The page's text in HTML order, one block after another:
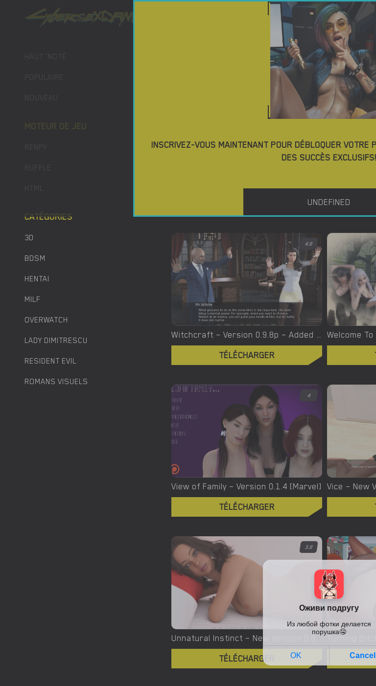
TÉLÉCHARGER DES JEUX PORNO
HAUT 'NOTÉ
HTML
CATÉGORIES
3D
BDSM
HENTAI
MILF
OVERWATCH
LADY DIMITRESCU
RESIDENT EVIL
ROMANS VISUELS
TÉLÉCHARGER MACOS PORN
4.6
Witchcraft – Version 0.9.8p – Added Android Port [Red Silhouette]
TÉLÉCHARGER
4
View of Family – Version 0.1.4 [Marvel]
TÉLÉCHARGER
Vice – New
3.8
Unnatural Instinct – New Version 0.6 [Merizmare]
TÉLÉCHARGER
INSCRIVEZ-VOUS MAINTENANT POUR DÉBLOQUER VOTRE
DES SUCCÈS EXCLUSIFS!
UNDEFINED